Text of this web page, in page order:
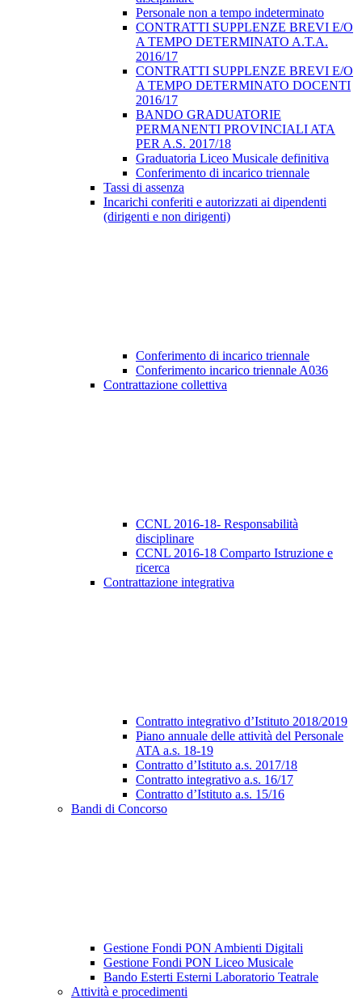
Personale non a tempo indeterminato
CONTRATTI SUPPLENZE BREVI E/O
A TEMPO DETERMINATO A.T.A.
2016/17
CONTRATTI SUPPLENZE BREVI E/O
A TEMPO DETERMINATO DOCENTI
2016/17
BANDO GRADUATORIE
PERMANENTI PROVINCIALI ATA
PER A.S. 2017/18
Graduatoria Liceo Musicale definitiva
Conferimento di incarico triennale
Tassi di assenza
Incarichi conferiti e autorizzati ai dipendenti
(dirigenti e non dirigenti)
Conferimento di incarico triennale
Conferimento incarico triennale A036
Contrattazione collettiva
CCNL 2016-18- Responsabilità
disciplinare
CCNL 2016-18 Comparto Istruzione e
ricerca
Contrattazione integrativa
Contratto integrativo d’Istituto 2018/2019
Piano annuale delle attività del Personale
ATA a.s. 18-19
Contratto d’Istituto a.s. 2017/18
Contratto integrativo a.s. 16/17
Contratto d’Istituto a.s. 15/16
Bandi di Concorso
Gestione Fondi PON Ambienti Digitali
Gestione Fondi PON Liceo Musicale
Bando Esterti Esterni Laboratorio Teatrale
Attività e procedimenti